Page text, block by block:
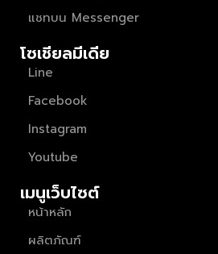
แชทบน Messenger
โซเชียลมีเดีย
Line
Facebook
Instagram
Youtube
เมนูเว็บไซต์
หน้าหลัก
ผลิตภัณฑ์